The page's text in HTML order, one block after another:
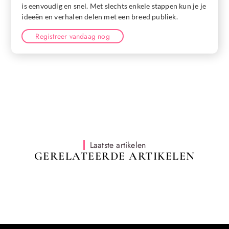
is eenvoudig en snel. Met slechts enkele stappen kun je je
ideeën en verhalen delen met een breed publiek.
Registreer vandaag nog
Laatste artikelen
GERELATEERDE ARTIKELEN